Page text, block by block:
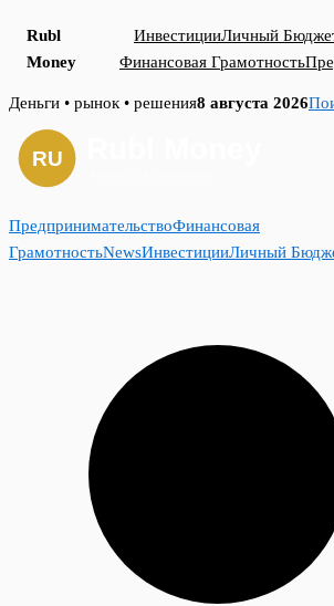
Rubl
Money
ИнвестицииЛичный
Финансовая Грамотность
Skip
content
Деньги • рынок • решения8 августа 2026
ПредпринимательствоФинансовая
ГрамотностьNewsИнвестицииЛичный